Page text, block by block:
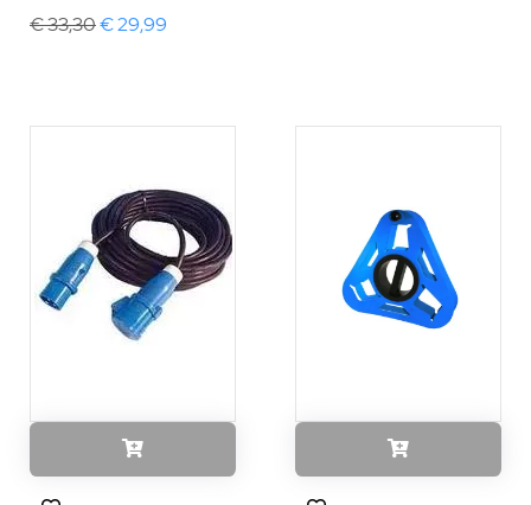
€ 33,30€ 29,99